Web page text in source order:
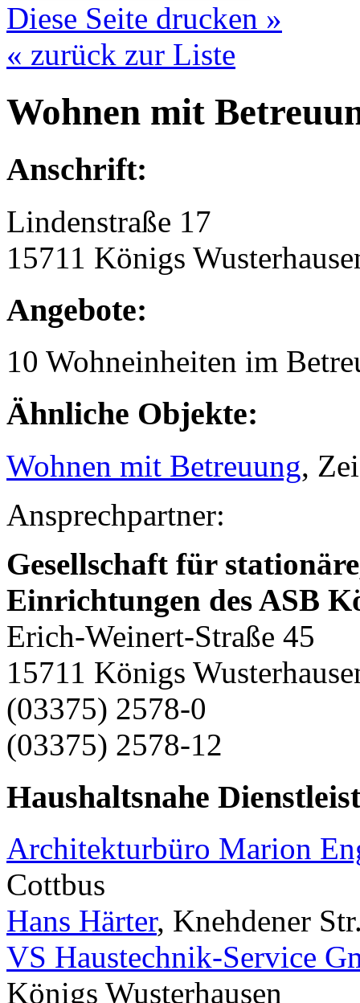
Diese Seite drucken »
« zurück zur Liste
Wohnen mit
Anschrift:
Lindenstraße 17
15711 Königs
Angebote:
10 Wohneinheiten im
Ähnliche Objekte:
Wohnen mit Betreuung,
Ansprechpartner:
Gesellschaft für
Einrichtungen des ASB
Erich-Weinert-Straße 45
15711 Königs
(03375) 2578-0
(03375) 2578-12
Haushaltsnahe
Architekturbüro Marion
Cottbus
Hans Härter, Knehdener
VS Haustechnik-Service
Königs Wusterhausen